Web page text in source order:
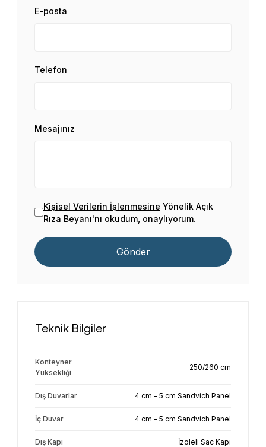
E-posta
Telefon
Mesajınız
Kişisel Verilerin İşlenmesine Yönelik Açık
Rıza Beyanı'nı okudum, onaylıyorum.
Gönder
Teknik Bilgiler
Konteyner
Yüksekliği
250/260 cm
Dış Duvarlar 4 cm - 5 cm Sandvich Panel
İç Duvar 4 cm - 5 cm Sandvich Panel
Dış Kapı İzoleli Sac Kapı